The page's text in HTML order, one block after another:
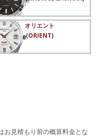
オリエント
(ORIENT)
お見積もり前の概算料金とな